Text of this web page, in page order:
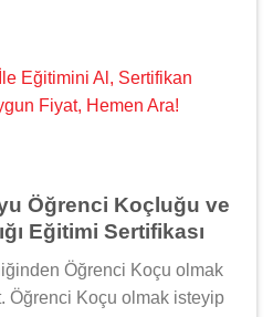
Eğitimini Al, Sertifikan
Fiyat, Hemen Ara!
Öğrenci Koçluğu ve
Eğitimi Sertifikası
Öğrenci Koçu olmak
Öğrenci Koçu olmak isteyip